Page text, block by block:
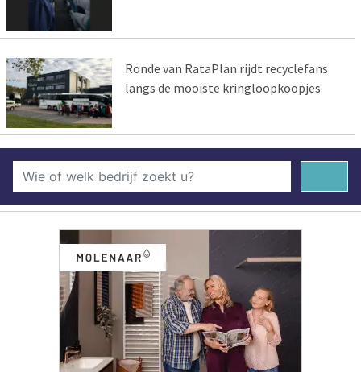
Ronde van RataPlan rijdt recyclefans
langs de mooiste kringloopkoopjes